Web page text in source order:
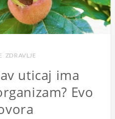
ZDRAVLJE
uticaj ima
Evo